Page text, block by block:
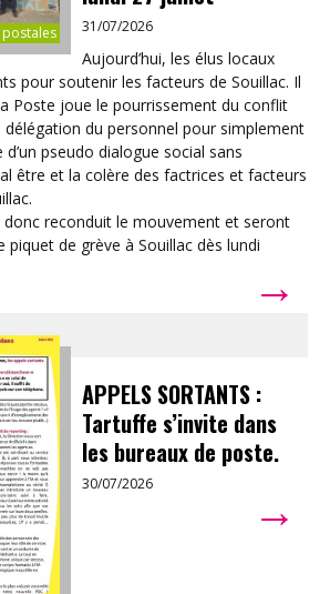
31/07/2026
Aujourd’hui, les élus locaux
pour soutenir les facteurs de Souillac. Il
Poste joue le pourrissement du conflit
délégation du personnel pour simplement
pseudo dialogue social sans
être et la colère des factrices et facteurs
donc reconduit le mouvement et seront
piquet de grève à Souillac dès lundi
→
APPELS SORTANTS :
Tartuffe s’invite dans
les bureaux de poste.
30/07/2026 →